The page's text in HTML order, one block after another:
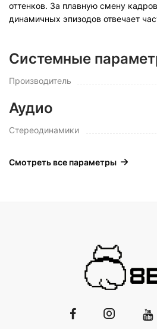
оттенков. За плавную смену
динамичных эпизодов отвечает
Системные
Производитель
Аудио
Стереодинамики
Смотреть все параметры